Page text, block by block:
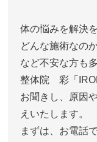
体の悩みを解決
どんな施術なの
など不安な方も
整体院 彩「
お聞きし、原因
えいたします。
まずは、お電話